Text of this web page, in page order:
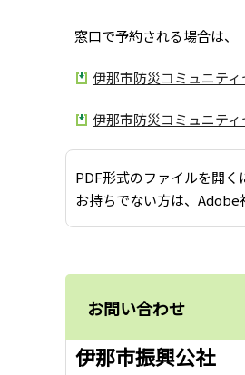
窓口で予約される場合は、
伊那市防災コミュニティ
伊那市防災コミュニティ
PDF形式のファイルを開
お持ちでない方は、Adobe
お問い合わせ
伊那市振興公社